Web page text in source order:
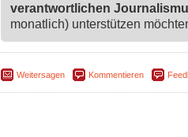
verantwortlichen
monatlich) unterstützen
Weitersagen Kommentieren